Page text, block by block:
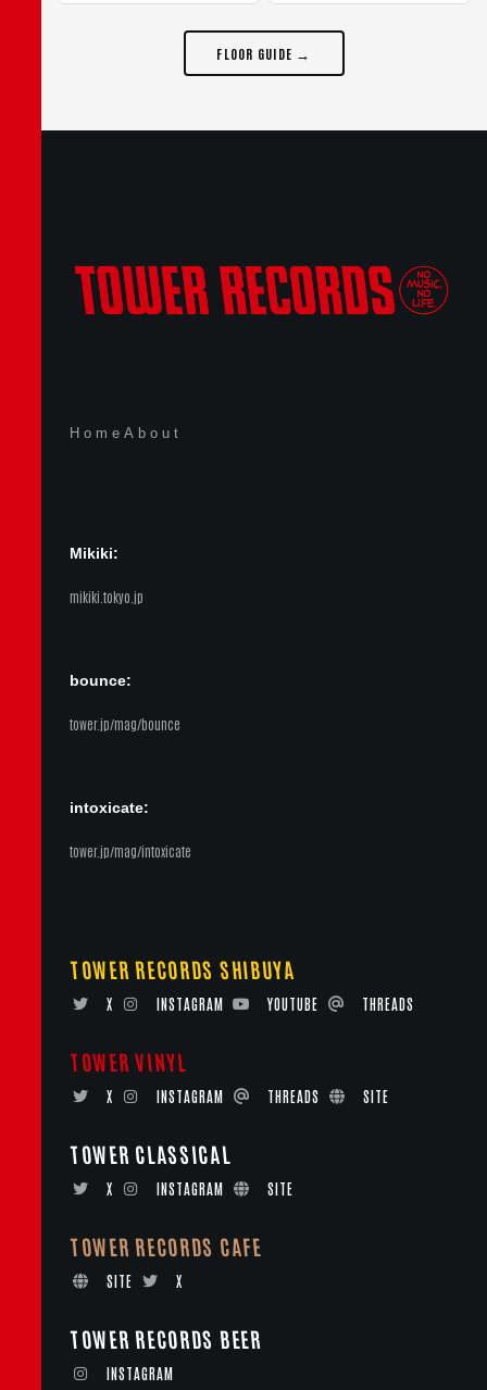
FLOOR GUIDE →
Home About
Mikiki:
mikiki.tokyo.jp
bounce:
tower.jp/mag/bounce
intoxicate:
tower.jp/mag/intoxicate
TOWER RECORDS SHIBUYA
X INSTAGRAM YOUTUBE THREADS
TOWER VINYL
X INSTAGRAM THREADS SITE
TOWER CLASSICAL
X INSTAGRAM SITE
TOWER RECORDS CAFE
SITE X
TOWER RECORDS BEER
INSTAGRAM